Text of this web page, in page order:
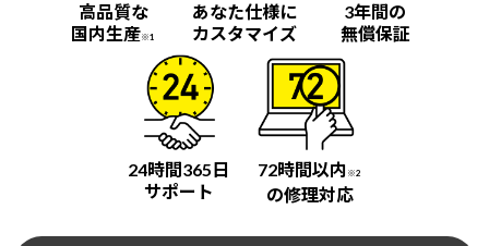
高品質な
国内生産※1
あなた仕様に
カスタマイズ
3年間の
無償保証
24時間365日
サポート
72時間以内 ※2
の修理対応